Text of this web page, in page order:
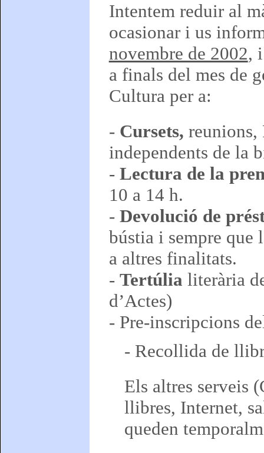
Intentem reduir al
ocasionar i us
novembre de 2002,
a finals del mes de
Cultura per a:
- Cursets, reunions,
independents de la
- Lectura de la
10 a 14 h.
- Devolució de
bústia i sempre que
a altres finalitats.
- Tertúlia literària
d’Actes)
- Pre-inscripcions
- Recollida de
Els altres serveis
llibres, Internet,
queden